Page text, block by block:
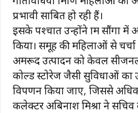
प्रभावी साबित हो रही हैं।
इसके पश्चात उन्होंने ग्राम
किया। समूह की महिलाओं से
अमरूद उत्पादन को केवल
कोल्ड स्टोरेज जैसी सुविधाओं
विपणन किया जाए, जिससे
कलेक्टर अबिनाश मिश्रा ने